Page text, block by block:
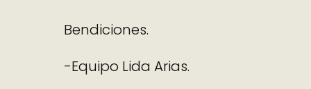
Bendiciones.
-Equipo Lida Arias.